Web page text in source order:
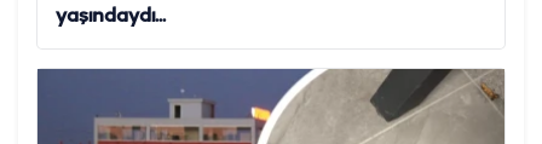
yaşındaydı...